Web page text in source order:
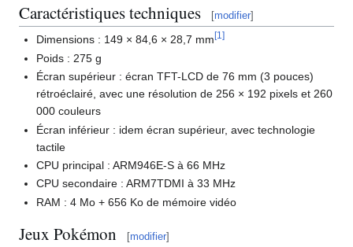
Caractéristiques techniques [modifier]
Dimensions : 149 × 84,6 × 28,7 mm[1]
Poids : 275 g
Écran supérieur : écran TFT-LCD de 76 mm (3 pouces)
rétroéclairé, avec une résolution de 256 × 192 pixels et 260
000 couleurs
Écran inférieur : idem écran supérieur, avec technologie
tactile
CPU principal : ARM946E-S à 66 MHz
CPU secondaire : ARM7TDMI à 33 MHz
RAM : 4 Mo + 656 Ko de mémoire vidéo
Jeux Pokémon [modifier]